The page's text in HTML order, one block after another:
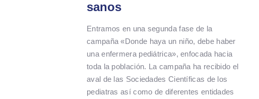
sanos
Entramos en una segunda fase de la
campaña «Donde haya un niño, debe haber
una enfermera pediátrica», enfocada hacia
toda la población. La campaña ha recibido el
aval de las Sociedades Científicas de los
pediatras así como de diferentes entidades